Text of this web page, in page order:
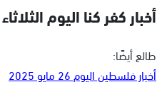
أخبار كفر كنا اليوم الثلاثاء 27 مايو 2025
طالع أيضًا:
أخبار فلسطين اليوم 26 مايو 2025